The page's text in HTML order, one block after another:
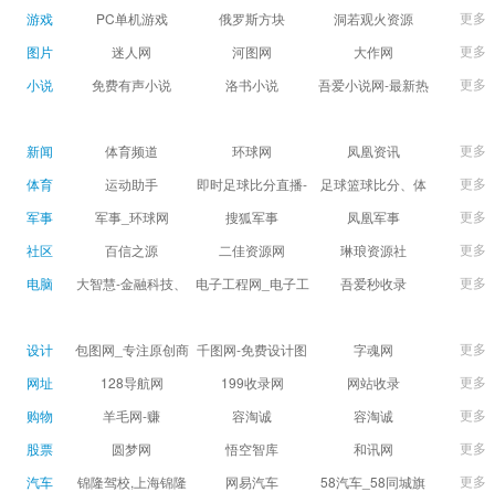
游戏
PC单机游戏 俄罗斯方块 洞若观火资源
更多
图片
迷人网 河图网 大作网
更多
小说
免费有声小说 洛书小说
吾爱小说网-最新热
更多
新闻 体育频道 环球网 凤凰资讯
更多
体育
运动助手
即时足球比分直播-
精准赛程赛果及角
足球篮球比分、体
育赛果直播|让足球
更多
军事
军事_环球网 搜狐军事 凤凰军事
更多
社区
百信之源 二佳资源网 琳琅资源社
更多
电脑
大智慧-金融科技、
据,投资理财,港股,期
货,股指期货,手机炒
股,股票软件,炒股软
件，免费炒股软
电子工程网_电子工
吾爱秒收录
收录
更多
设计
包图网_专注原创商
用设计图片下载，
千图网-免费设计图
片素材网站-正版商
字魂网
更多
网址
128导航网 199收录网 网站收录
更多
购物
羊毛网-赚 容淘诚 容淘诚
更多
股票
圆梦网 悟空智库 和讯网
更多
汽车
锦隆驾校,上海锦隆
网易汽车
58汽车_58同城旗
更多